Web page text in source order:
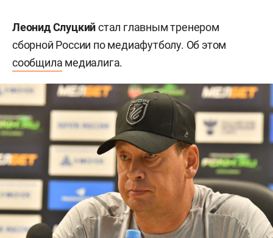
Леонид Слуцкийстал главным тренером
сборной России по медиафутболу. Об этом
сообщила медиалига.